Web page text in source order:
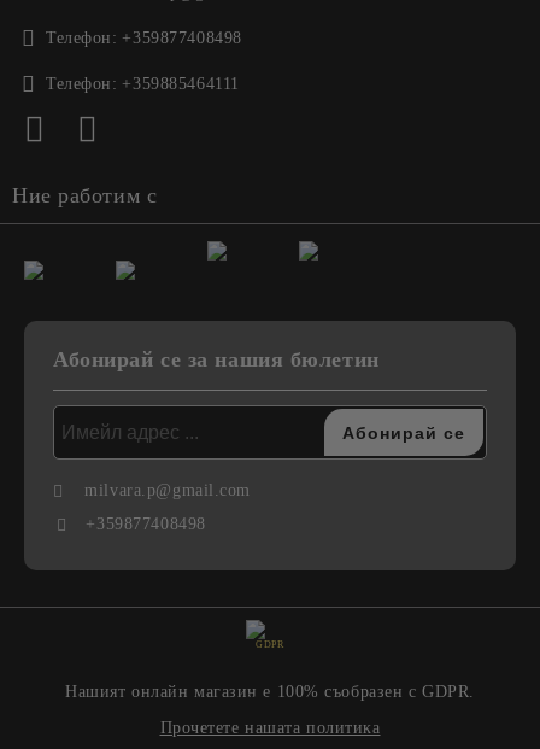
Телефон: +359877408498
Телефон: +359885464111
Ние работим с
Абонирай се за нашия бюлетин
milvara.p@gmail.com
+359877408498
GDPR
Нашият онлайн магазин е 100% съобразен с GDPR.
Прочетете нашата политика